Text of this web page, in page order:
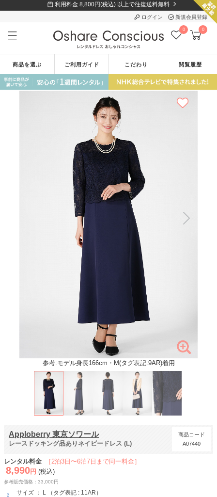
利用料金 8,800円(税込) 以上で往復送料無料
ログイン 新規会員登録
0 0
商品を選ぶ ご利用ガイド こだわり 閲覧履歴
参考:モデル身長166cm・M(タグ表記:9AR)着用
Apploberry 東京ソワール
レースドッキング品ありネイビードレス (L)
商品コード
A07440
［2泊3日〜6泊7日まで同一料金］
レンタル料金
8,990 円 (税込)
参考販売価格：33,000円
サイズ ： L （タグ表記 : 11AR）